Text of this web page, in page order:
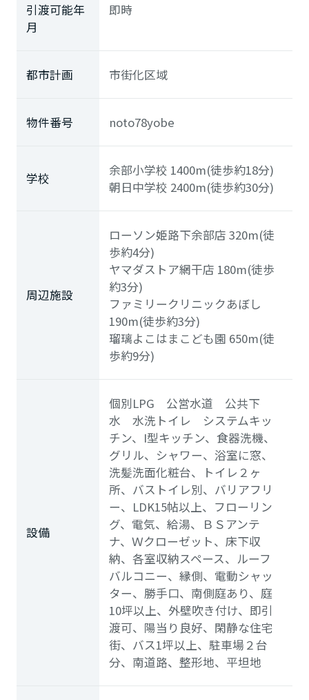
引渡可能年
月
即時
都市計画 市街化区域
物件番号 noto78yobe
学校
余部小学校 1400m(徒歩約18分)
朝日中学校 2400m(徒歩約30分)
周辺施設
ローソン姫路下余部店320m(徒
歩約4分)
ヤマダストア網干店 180m(徒歩
約3分)
ファミリークリニックあぼし
190m(徒歩約3分)
瑠璃よこはまこども園 650m(徒
歩約9分)
設備
個別LPG 公営水道 公共下
水 水洗トイレ システムキッ
チン、I型キッチン、食器洗機、
グリル、シャワー、浴室に窓、
洗髪洗面化粧台、トイレ２ヶ
所、バストイレ別、バリアフリ
ー、LDK15帖以上、フローリン
グ、電気、給湯、ＢＳアンテ
ナ、Ｗクローゼット、床下収
納、各室収納スペース、ルーフ
バルコニー、縁側、電動シャッ
ター、勝手口、南側庭あり、庭
10坪以上、外壁吹き付け、即引
渡可、陽当り良好、閑静な住宅
街、バス1坪以上、駐車場２台
分、南道路、整形地、平坦地